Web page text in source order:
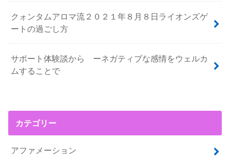
クォンタムアロマ流２０２１年８月８日ライオンズゲ
ートの過ごし方
サポート体験談から ーネガティブな感情をウェルカ
ムすることで
カテゴリー
アファメーション